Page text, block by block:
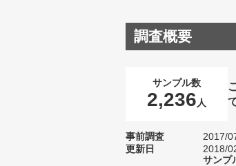
調査概要
サンプル数
2,236 人
事前調査
2017/
更新日
2018/
サンプ